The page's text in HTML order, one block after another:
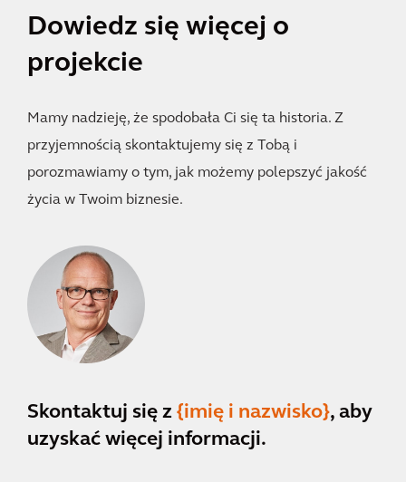
Dowiedz się więcej o
projekcie
Mamy nadzieję, że spodobała Ci się ta historia. Z
przyjemnością skontaktujemy się z Tobą i
porozmawiamy o tym, jak możemy polepszyć jakość
życia w Twoim biznesie.
Skontaktuj się z {imię i nazwisko}, aby
uzyskać więcej informacji.